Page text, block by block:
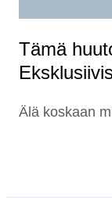
Tämä
Älä koskaan